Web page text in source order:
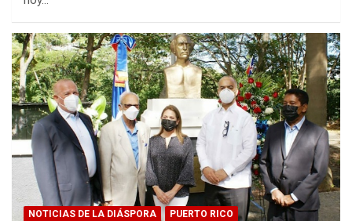
NOTICIAS DE LA DIÁSPORA PUERTO RICO